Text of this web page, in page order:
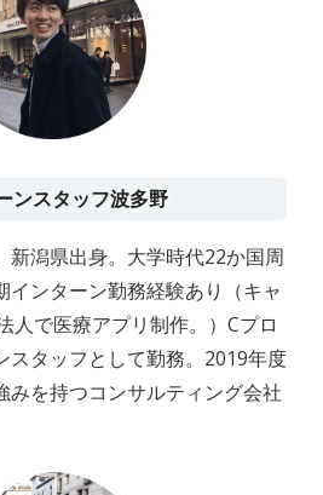
ンスタッフ波多野
新潟県出身。大学時代22か国周
インターン勤務経験あり（キャ
人で医療アプリ制作。）Cプロ
スタッフとして勤務。2019年度
みを持つコンサルティング会社